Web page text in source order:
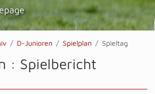
D-Junioren Spielplan Spieltag
: Spielbericht